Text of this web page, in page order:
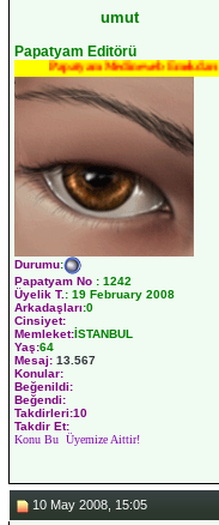
umut
Papatyam Editörü
Papatyam Medineweb Emekdarı
Durumu:
Papatyam No : 1242
Üyelik T.: 19 February 2008
Arkadaşları:0
Cinsiyet:
Memleket:İSTANBUL
Yaş:64
Mesaj: 13.567
Konular:
Beğenildi:
Beğendi:
Takdirleri:10
Takdir Et:
Konu Bu Üyemize Aittir!
10 May 2008, 15:05